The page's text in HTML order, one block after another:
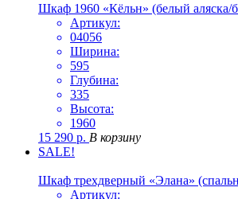
Шкаф 1960 «Кёльн» (белый аляска/
Артикул:
04056
Ширина:
595
Глубина:
335
Высота:
1960
15 290 р. В корзину
SALE!
Шкаф трехдверный «Элана»
Артикул: